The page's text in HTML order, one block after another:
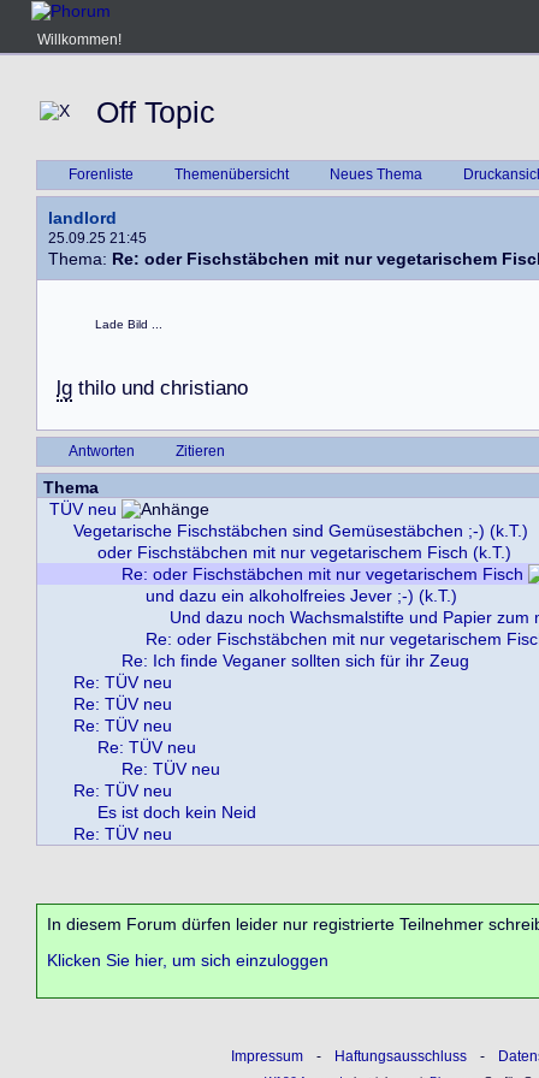
Willkommen!
Off Topic
Forenliste Themenübersicht Neues Thema
landlord
25.09.25 21:45
Thema: Re: oder Fischstäbchen mit nur vegetarischem
Lade Bild ...
lg thilo und christiano
Antworten Zitieren
Thema
TÜV neu
Vegetarische Fischstäbchen sind Gemüsestäbchen ;-) (k.T.)
oder Fischstäbchen mit nur vegetarischem Fisch (k.T.)
Re: oder Fischstäbchen mit nur vegetarischem Fisch
und dazu ein alkoholfreies Jever ;-) (k.T.)
Und dazu noch Wachsmalstifte und Papier zum
Re: oder Fischstäbchen mit nur vegetarischem
Re: Ich finde Veganer sollten sich für ihr Zeug
Re: TÜV neu
Re: TÜV neu
Re: TÜV neu
Re: TÜV neu
Re: TÜV neu
Re: TÜV neu
Es ist doch kein Neid
Re: TÜV neu
In diesem Forum dürfen leider nur registrierte Teilnehmer
Klicken Sie hier, um sich einzuloggen
Impressum - Haftungsausschluss -